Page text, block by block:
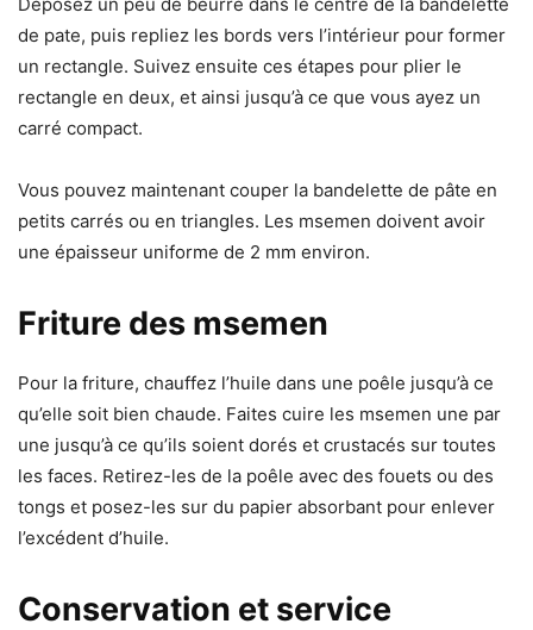
de pate, puis repliez les bords vers l’intérieur pour former
un rectangle. Suivez ensuite ces étapes pour plier le
rectangle en deux, et ainsi jusqu’à ce que vous ayez un
carré compact.
Vous pouvez maintenant couper la bandelette de pâte en
petits carrés ou en triangles. Les msemen doivent avoir
une épaisseur uniforme de 2 mm environ.
Friture des msemen
Pour la friture, chauffez l’huile dans une poêle jusqu’à ce
qu’elle soit bien chaude. Faites cuire les msemen une par
une jusqu’à ce qu’ils soient dorés et crustacés sur toutes
les faces. Retirez-les de la poêle avec des fouets ou des
tongs et posez-les sur du papier absorbant pour enlever
l’excédent d’huile.
Conservation et service